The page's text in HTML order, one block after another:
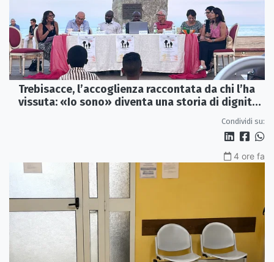
Trebisacce, l’accoglienza raccontata da chi l’ha
vissuta: «Io sono» diventa una storia di dignità
Condividi su:
4 ore fa